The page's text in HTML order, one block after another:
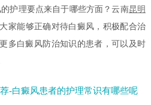
理要点来自于哪些方面？云南昆明
家能够正确对待白癜风，积极配合治
多白癜风防治知识的患者，可以及时
-白癜风患者的护理常识有哪些呢